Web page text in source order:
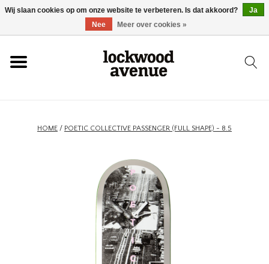
HOME
HOME / POETIC COLLECTIVE PASSENGER (FULL SHAPE) - 8.5
Wij slaan cookies op om onze website te verbeteren. Is dat akkoord?
Ja
Nee
Meer over cookies »